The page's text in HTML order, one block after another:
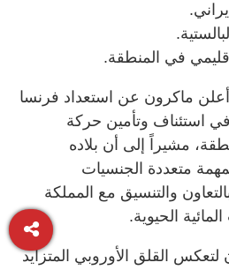
في المنطقة.
أعلن ماكرون عن استعداد فرنسا
في استئناف وتأمين حركة
مشيراً إلى أن بلاده
متعددة الجنسيات
والتنسيق مع المملكة
الحيوية.
القلق الأوروبي المتزايد